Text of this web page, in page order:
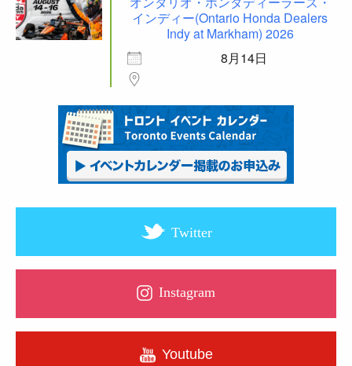
インディー(Ontario Honda Dealers
Indy at Markham) 2026
8月14日
Twitter
Instagram
Youtube